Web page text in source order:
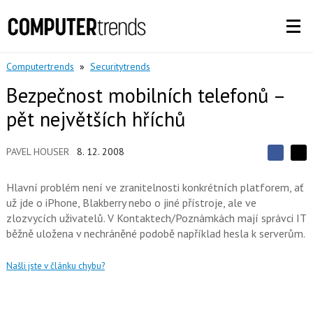
Computertrends » Securitytrends
Bezpečnost mobilních telefonů –
pět největších hříchů
PAVEL HOUSER 8. 12. 2008
S
í
l
e
S
l
j
t
e
í
j
e
Hlavní problém není ve zranitelnosti konkrétních platforem, ať
už jde o iPhone, Blakberry nebo o jiné přístroje, ale ve
zlozvycích uživatelů. V Kontaktech/Poznámkách mají správci IT
běžně uložena v nechráněné podobě například hesla k serverům.
Našli jste v článku chybu?